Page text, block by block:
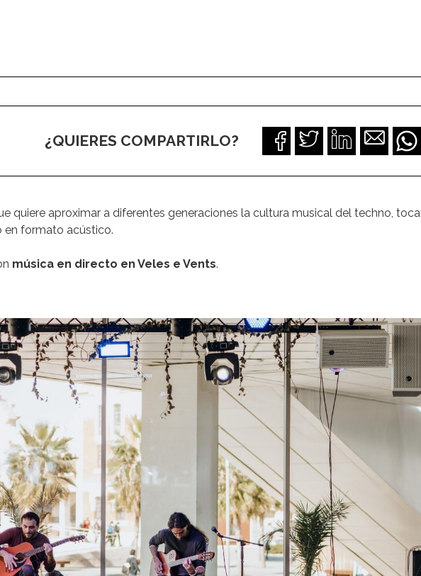
¿QUIERES COMPARTIRLO?
quiere aproximar a diferentes generaciones la cultura musical del techno,
en formato acústico.
música en directo en Veles e Vents.